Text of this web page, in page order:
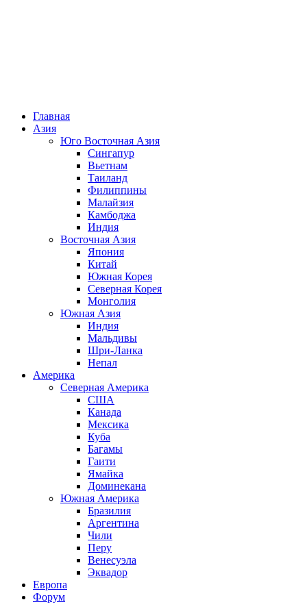
Главная
Азия
Юго Восточная Азия
Сингапур
Вьетнам
Таиланд
Филиппины
Малайзия
Камбоджа
Индия
Восточная Азия
Япония
Китай
Южная Корея
Северная Корея
Монголия
Южная Азия
Индия
Мальдивы
Шри-Ланка
Непал
Америка
Северная Америка
США
Канада
Мексика
Куба
Багамы
Гаити
Ямайка
Доминекана
Южная Америка
Бразилия
Аргентина
Чили
Перу
Венесуэла
Эквадор
Европа
Форум